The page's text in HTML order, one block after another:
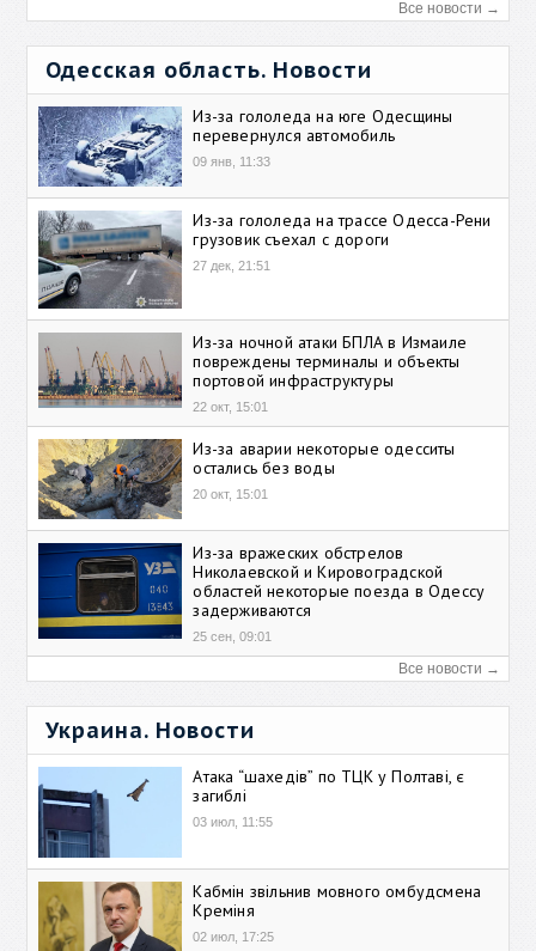
Все новости →
Одесская область. Новости
Из-за гололеда на юге Одесщины
перевернулся автомобиль
09 янв, 11:33
Из-за гололеда на трассе Одесса-Рени
грузовик съехал с дороги
27 дек, 21:51
Из-за ночной атаки БПЛА в Измаиле
повреждены терминалы и объекты
портовой инфраструктуры
22 окт, 15:01
Из-за аварии некоторые одесситы
остались без воды
20 окт, 15:01
Из-за вражеских обстрелов
Николаевской и Кировоградской
областей некоторые поезда в Одессу
задерживаются
25 сен, 09:01
Все новости →
Украина. Новости
Атака “шахедів” по ТЦК у Полтаві, є
загиблі
03 июл, 11:55
Кабмін звільнив мовного омбудсмена
Креміня
02 июл, 17:25